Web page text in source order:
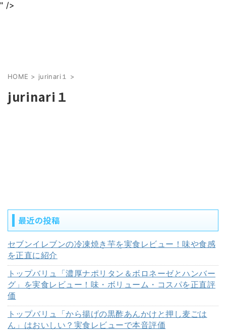
" />
HOME > jurinari１ >
jurinari１
最近の投稿
セブンイレブンの冷凍焼き芋を実食レビュー！味や食感
を正直に紹介
トップバリュ「濃厚ナポリタン＆ボロネーゼとハンバー
グ」を実食レビュー！味・ボリューム・コスパを正直評
価
トップバリュ「から揚げの黒酢あんかけと押し麦ごは
ん」はおいしい？実食レビューで本音評価